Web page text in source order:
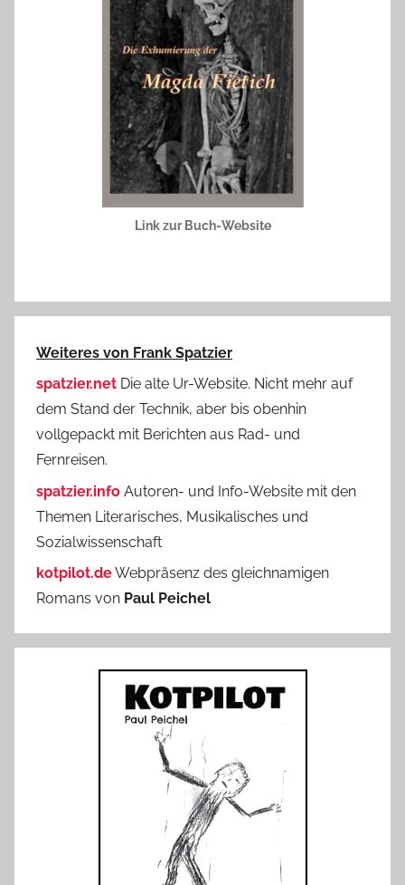
Link zur Buch-Website
Weiteres von Frank Spatzier
spatzier.net Die alte Ur-Website. Nicht mehr auf
dem Stand der Technik, aber bis obenhin
vollgepackt mit Berichten aus Rad- und
Fernreisen.
spatzier.info Autoren- und Info-Website mit den
Themen Literarisches, Musikalisches und
Sozialwissenschaft
kotpilot.deWebpräsenz des gleichnamigen
Romans von Paul Peichel